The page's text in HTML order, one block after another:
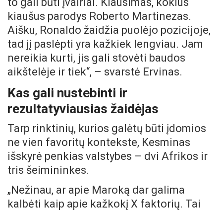
kiaušus parodys Roberto Martinezas.
Aišku, Ronaldo žaidžia puolėjo pozicijoje,
tad jį paslėpti yra kažkiek lengviau. Jam
nereikia kurti, jis gali stovėti baudos
aikštelėje ir tiek“, – svarstė Ervinas.
Kas gali nustebinti ir
rezultatyviausias žaidėjas
Tarp rinktinių, kurios galėtų būti įdomios
ne vien favoritų kontekste, Kesminas
išskyrė penkias valstybes – dvi Afrikos ir
tris šeimininkes.
„Nežinau, ar apie Maroką dar galima
kalbėti kaip apie kažkokį X faktorių. Tai